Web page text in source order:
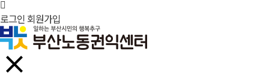
로그인 회원가입